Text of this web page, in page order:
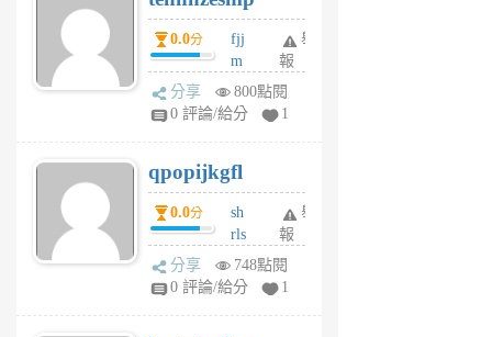
個
月
前
0.0分
fjj
m
w
rs
6
個
月
前
舉
報
分享
800點閱
0 評論/給分
1
qpopijkgfl
0.0分
sh
rls
k
m
舉
報
分享
748點閱
0 評論/給分
1